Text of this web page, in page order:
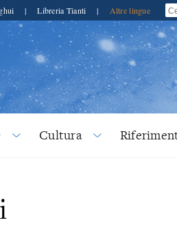
| Libreria Tianti | Altre lingue
Cultura